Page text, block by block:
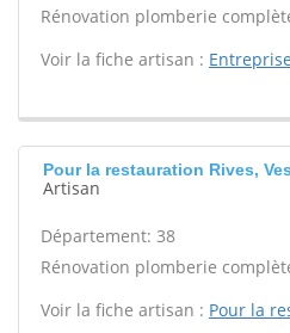
Rénovation plomberie
Voir la fiche artisan :
Pour la restauration Rives, Ves
Artisan
Département: 38
Rénovation plomberie
Voir la fiche artisan : Pour la